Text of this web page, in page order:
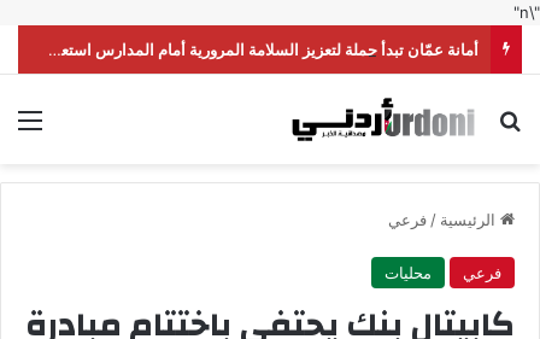
"\n"
أمانة عمّان تبدأ حملة لتعزيز السلامة المرورية أمام المدارس استعداداً للموسم الدراسي
بحث عن
الرئيسية /فرعي
فرعي محليات
كابيتال بنك يحتفي باختتام مبادرة